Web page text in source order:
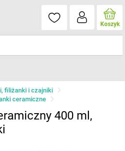
Koszyk
filiżanki i czajniki
ceramiczne
400 ml,